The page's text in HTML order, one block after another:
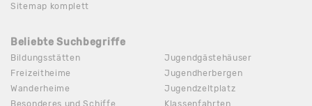
Sitemap komplett
Beliebte Suchbegriffe
Bildungsstätten
Freizeitheime
Wanderheime
Besonderes und Schiffe
Jugendgästehäuser
Jugendherbergen
Jugendzeltplatz
Klassenfahrten